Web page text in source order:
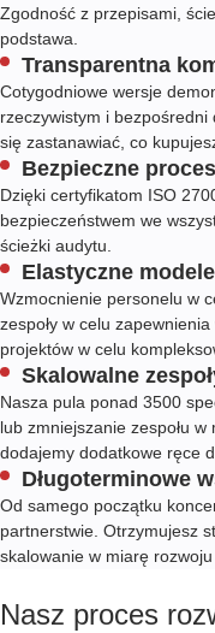
Zgodność z przepisami,
podstawa.
Transparentna
Cotygodniowe wersje
rzeczywistym i
się zastanawiać, co
Bezpieczne
Dzięki certyfikatom ISO
bezpieczeństwem we
ścieżki audytu.
Elastyczne
Wzmocnienie personelu w
zespoły w celu
projektów w celu
Skalowalne
Nasza pula ponad 3500
lub zmniejszanie zespołu
dodajemy dodatkowe ręce
Długoterminowe
Od samego początku
partnerstwie. Otrzymujesz
skalowanie w miarę rozwoju
Nasz proces